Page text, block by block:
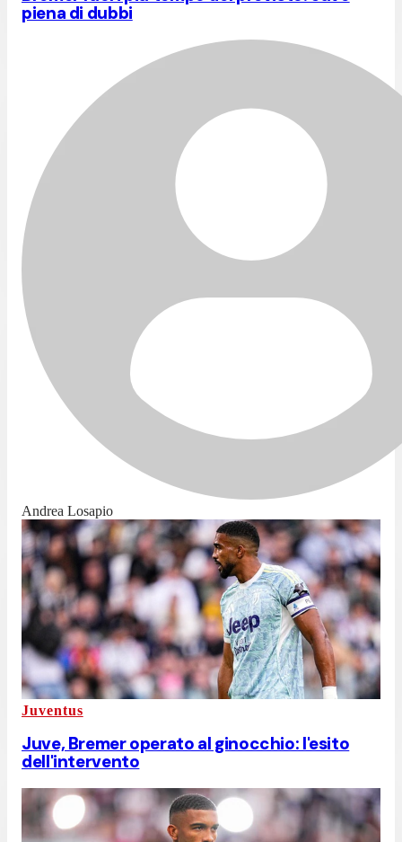
piena di dubbi
Andrea Losapio
Juventus
Juve, Bremer operato al ginocchio: l'esito
dell'intervento